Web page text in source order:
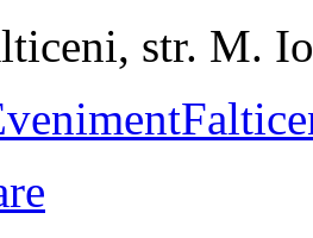
str. M.